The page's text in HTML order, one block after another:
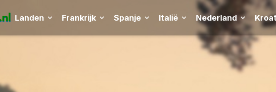
Landen Frankrijk Spanje Italië Nederland